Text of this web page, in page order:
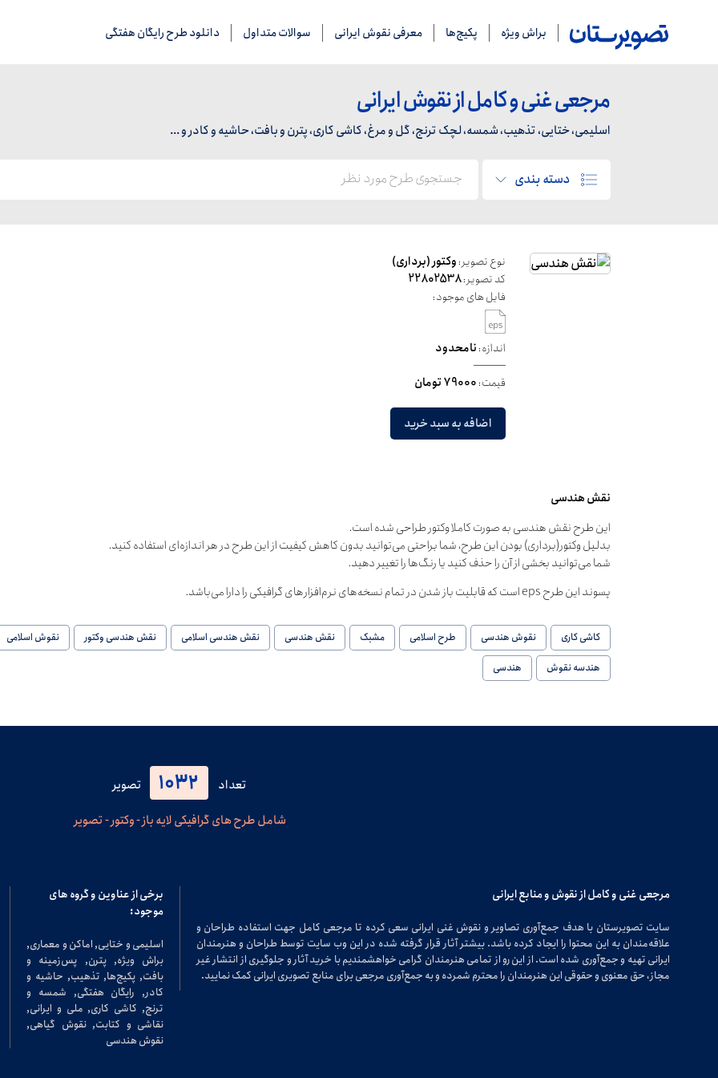
براش ویژه پکیج‌ها معرفی نقوش ایرانی سوالات متداول دانلود طرح رایگان هفتگی
مرجعی غنی و کامل از نقوش ایرانی
اسلیمی، ختایی، تذهیب، شمسه، لچک ترنج، گل و مرغ، کاشی کاری، پترن و بافت، حاشیه و کادر و ...
دسته بندی
نوع تصویر:وکتور (برداری)
کد تصویر:22802538
فایل های موجود:
اندازه:نامحدود
قیمت:79000 تومان
اضافه به سبد خرید
نقش هندسی
این طرح نقش هندسی به صورت کاملا وکتور طراحی شده است.
بدلیل وکتور(برداری) بودن این طرح، شما براحتی می‌توانید بدون کاهش کیفیت از این طرح در هر اندازه‌ای استفاده کنید.
شما می‌توانید بخشی از آن را حذف کنید یا رنگ‌ها را تغییر دهید.
پسوند این طرح eps است که قابلیت باز شدن در تمام نسخه‌های نرم‌افزارهای گرافیکی را دارا می‌باشد.
کاشی کاری نقوش هندسی طرح اسلامی مشبک نقش هندسی نقش هندسی اسلامی نقش هندسی وکتور نقوش اسلامی
هندسه نقوش
هندسی
تعداد 1032
تصویر
شامل طرح های گرافیکی لایه باز - وکتور - تصویر
مرجعی غنی و کامل از نقوش و منابع ایرانی
سایت تصویرستان با هدف جمع‌آوری تصاویر و نقوش غنی ایرانی سعی کرده تا مرجعی کامل جهت استفاده طراحان و
علاقه‌مندان به این محتوا را ایجاد کرده باشد. بیشتر آثار قرار گرفته شده در این وب سایت توسط طراحان و هنرمندان
ایرانی تهیه و جمع‌آوری شده است. از این رو از تمامی هنرمندان گرامی خواهشمندیم با خرید آثار و جلوگیری از انتشار غیر
مجاز، حق معنوی و حقوقی این هنرمندان را محترم شمرده و به جمع‌آوری مرجعی برای منابع تصویری ایرانی کمک نمایید.
برخی از عناوین و گروه های
موجود:
اسلیمی و ختایی, اماکن و معماری,
براش ویژه, پترن, پس‌زمینه و
بافت, پکیج‌ها, تذهیب, حاشیه و
کادر, رایگان هفتگی, شمسه و
ترنج, کاشی کاری, ملی و ایرانی,
نقاشی و کتابت, نقوش گیاهی,
نقوش هندسی